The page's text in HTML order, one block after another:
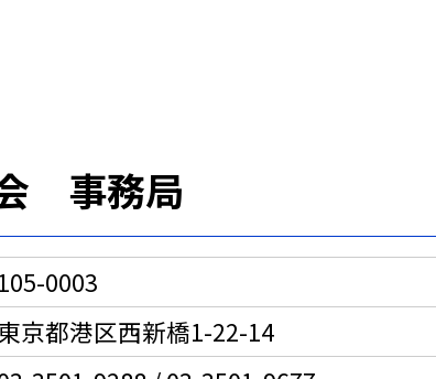
事務局
105-0003
京都港区西新橋1-22-14